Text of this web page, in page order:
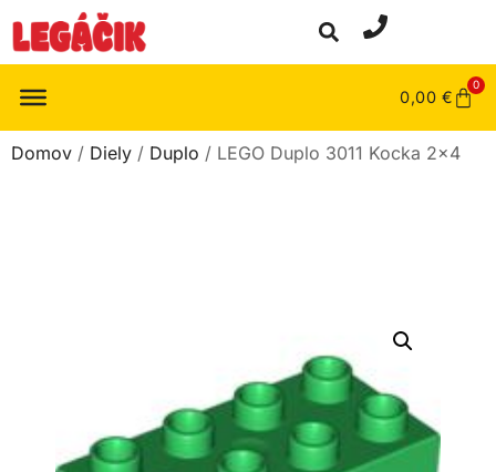
0,00 €
0
Domov / Diely / Duplo / LEGO Duplo 3011 Kocka 2×4